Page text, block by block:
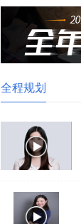
全程规划